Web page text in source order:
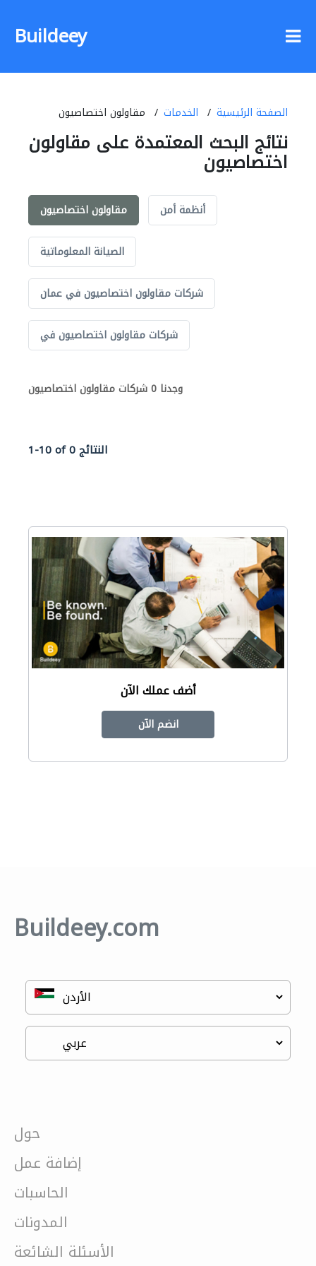
Buildeey
الصفحة الرئيسية الخدمات مقاولون اختصاصيون
نتائج البحث المعتمدة على مقاولون
اختصاصيون
مقاولون اختصاصيون أنظمة أمن
الصيانة المعلوماتية
شركات مقاولون اختصاصيون في عمان
شركات مقاولون اختصاصيون في
وجدنا 0 شركات مقاولون اختصاصيون
1-10 of 0 النتائج
أضف عملك الآن
انضم الآن
Buildeey.com
حول
إضافة عمل
الحاسبات
المدونات
الأسئلة الشائعة